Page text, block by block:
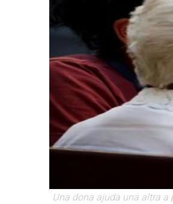
Una dona ajuda una altra a